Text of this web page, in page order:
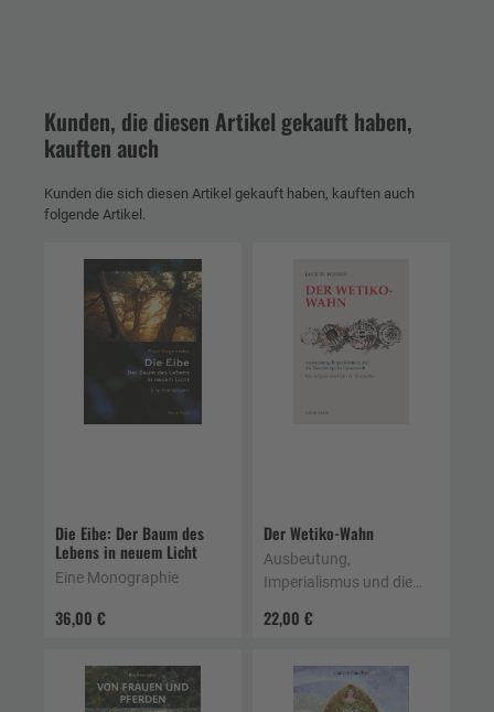
Kunden, die diesen Artikel gekauft haben,
kauften auch
Kunden die sich diesen Artikel gekauft haben, kauften auch
folgende Artikel.
Die Eibe: Der Baum des
Lebens in neuem Licht
36,00 €
Eine Monographie
Der Wetiko-Wahn
22,00 €
Ausbeutung,
Imperialismus und die
Lebenswelt – Eine
Zivilisation